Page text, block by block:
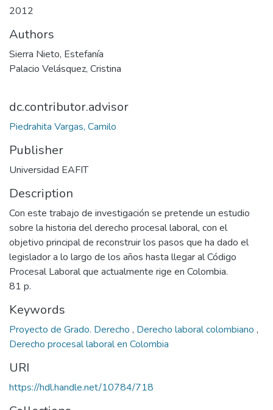
2012
Authors
Sierra Nieto, Estefanía
Palacio Velásquez, Cristina
dc.contributor.advisor
Piedrahita Vargas, Camilo
Publisher
Universidad EAFIT
Description
Con este trabajo de investigación se pretende un estudio
sobre la historia del derecho procesal laboral, con el
objetivo principal de reconstruir los pasos que ha dado el
legislador a lo largo de los años hasta llegar al Código
Procesal Laboral que actualmente rige en Colombia.
81 p.
Keywords
Proyecto de Grado. Derecho , Derecho laboral colombiano ,
Derecho procesal laboral en Colombia
URI
https://hdl.handle.net/10784/718